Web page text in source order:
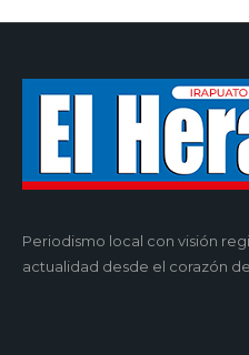
Periodismo local con visión
actualidad desde el corazón